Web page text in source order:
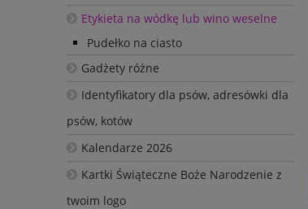
Etykieta na wódkę lub wino weselne
Pudełko na ciasto
Gadżety różne
Identyfikatory dla psów, adresówki dla
psów, kotów
Kalendarze 2026
Kartki Świąteczne Boże Narodzenie z
twoim logo